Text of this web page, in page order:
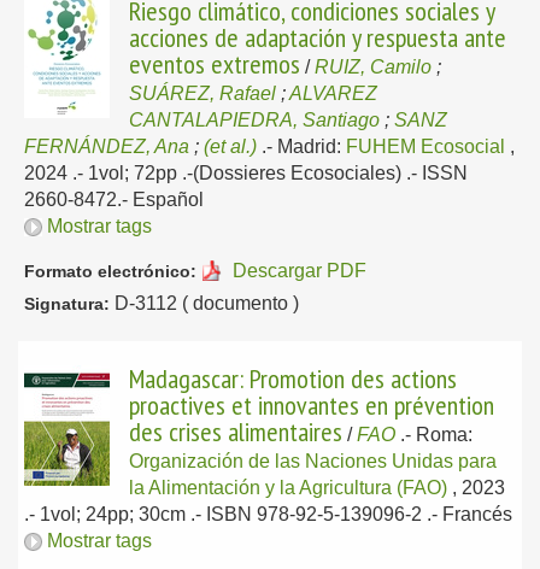
Riesgo climático, condiciones sociales y
acciones de adaptación y respuesta ante
eventos extremos /RUIZ, Camilo ;
SUÁREZ, Rafael ;ALVAREZ
CANTALAPIEDRA, Santiago ; SANZ
FERNÁNDEZ, Ana ; (et al.) .- Madrid: FUHEM Ecosocial ,
2024 .- 1vol; 72pp .-(Dossieres Ecosociales) .- ISSN
2660-8472.- Español
Mostrar tags
Formato electrónico: Descargar PDF
Signatura: D-3112 ( documento )
Madagascar: Promotion des actions
proactives et innovantes en prévention
des crises alimentaires /FAO .- Roma:
Organización de las Naciones Unidas para
la Alimentación y la Agricultura (FAO) , 2023
.- 1vol; 24pp; 30cm .- ISBN 978-92-5-139096-2 .- Francés
Mostrar tags